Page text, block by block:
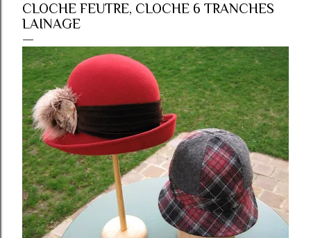
CLOCHE FEUTRE, CLOCHE 6 TRANCHES
LAINAGE